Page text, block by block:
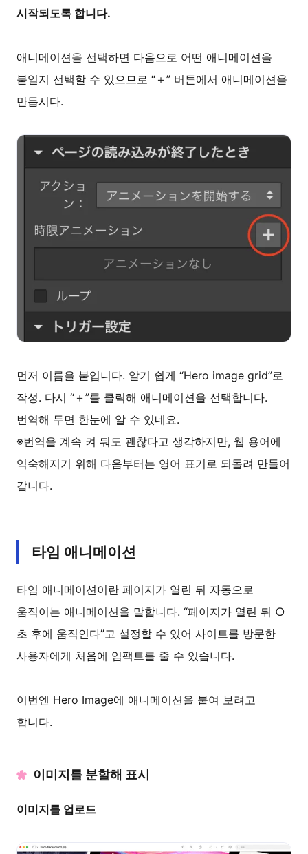
시작되도록 합니다.
애니메이션을 선택하면 다음으로 어떤 애니메이션을
붙일지 선택할 수 있으므로 “＋” 버튼에서 애니메이션을
만듭시다.
먼저 이름을 붙입니다. 알기 쉽게 “Hero image grid”로
작성. 다시 “＋”를 클릭해 애니메이션을 선택합니다.
번역해 두면 한눈에 알 수 있네요.
※번역을 계속 켜 둬도 괜찮다고 생각하지만, 웹 용어에
익숙해지기 위해 다음부터는 영어 표기로 되돌려 만들어
갑니다.
타임 애니메이션
타임 애니메이션이란 페이지가 열린 뒤 자동으로
움직이는 애니메이션을 말합니다. “페이지가 열린 뒤 ○
초 후에 움직인다”고 설정할 수 있어 사이트를 방문한
사용자에게 처음에 임팩트를 줄 수 있습니다.
이번엔 Hero Image에 애니메이션을 붙여 보려고
합니다.
이미지를 분할해 표시
이미지를 업로드